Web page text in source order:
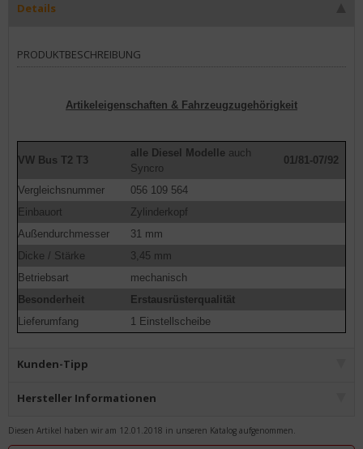
Details
PRODUKTBESCHREIBUNG
Artikeleigenschaften & Fahrzeugzugehörigkeit
VW Bus T2 T3
alle Diesel Modelle auch
Syncro
01/81-07/92
Vergleichsnummer
056 109 564
Einbauort
Zylinderkopf
Außendurchmesser
31 mm
Dicke / Stärke
3,45 mm
Betriebsart
mechanisch
Besonderheit
Erstausrüsterqualität
Lieferumfang
1 Einstellscheibe
Kunden-Tipp
Hersteller Informationen
Diesen Artikel haben wir am 12.01.2018 in unseren Katalog aufgenommen.